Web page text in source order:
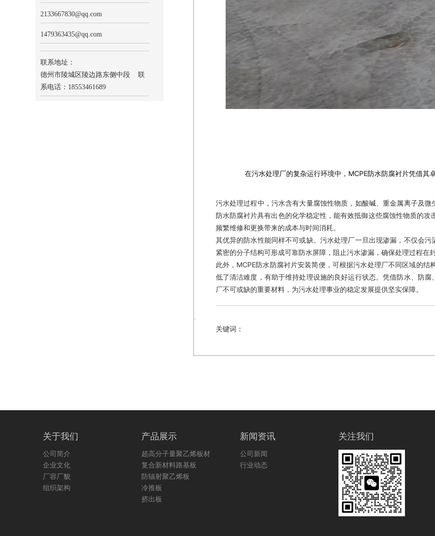
2133667830@qq.com
1479363435@qq.com
联系地址：
德州市陵城区陵边路东侧中段 联
系电话：18553461689
在污水处理厂的复杂运行环境中，MCPE防水防腐衬片凭借其
污水处理过程中，污水含有大量腐蚀性物质，如酸碱、重金属离子及
防水防腐衬片具有出色的化学稳定性，能有效抵御这些腐蚀性物质的
频繁维修和更换带来的成本与时间消耗。
其优异的防水性能同样不可或缺。污水处理厂一旦出现渗漏，不仅会
紧密的分子结构可形成可靠防水屏障，阻止污水渗漏，确保处理过程在
此外，MCPE防水防腐衬片安装简便，可根据污水处理厂不同区域的
低了清洁难度，有助于维持处理设施的良好运行状态。凭借防水、防
厂不可或缺的重要材料，为污水处理事业的稳定发展提供坚实保障。
关键词：
关于我们
公司简介
企业文化
厂容厂貌
组织架构
产品展示
超高分子量聚乙烯板材
复合新材料路基板
防辐射聚乙烯板
冷推板
挤出板
新闻资讯
公司新闻
行业动态
关注我们